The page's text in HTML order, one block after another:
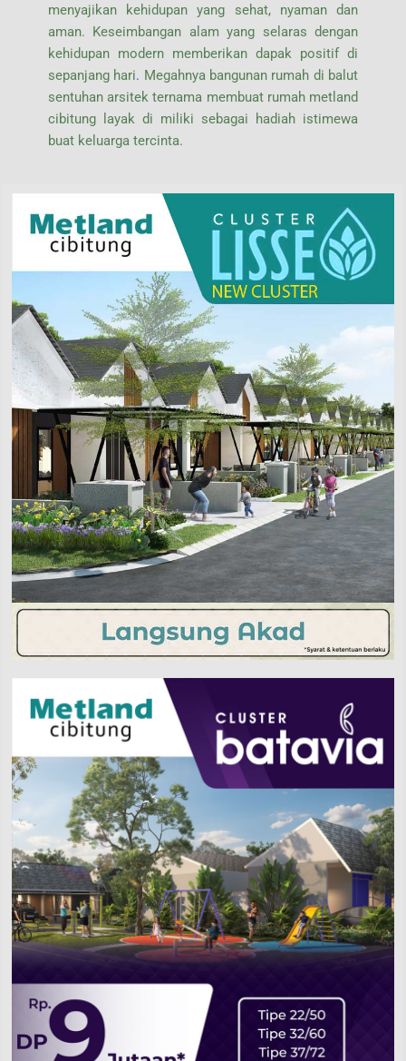
menyajikan kehidupan yang sehat, nyaman dan
aman. Keseimbangan alam yang selaras dengan
kehidupan modern memberikan dapak positif di
sepanjang hari. Megahnya bangunan rumah di balut
sentuhan arsitek ternama membuat rumah metland
cibitung layak di miliki sebagai hadiah istimewa
buat keluarga tercinta.